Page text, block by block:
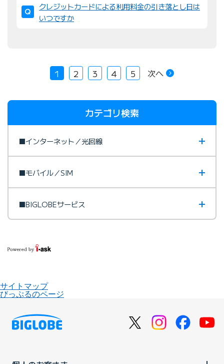
クレジットカードによる利用料金の引き落とし日は
いつですか
1 2 3 4 5 次へ
カテゴリ検索
■インターネット／光回線
■モバイル／SIM
■BIGLOBEサービス
サイトマップ
びっぷるのページ